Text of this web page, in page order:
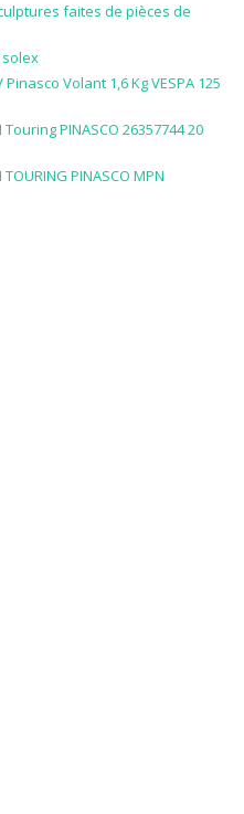
faites de pièces de
solex
Volant 1,6 Kg VESPA 125
PINASCO 26357744 20
PINASCO MPN